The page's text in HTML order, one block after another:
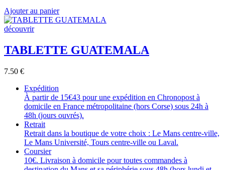
Ajouter au panier
découvrir
TABLETTE GUATEMALA
7.50 €
Expédition
À partir de 15€43 pour une expédition en Chronopost à
domicile en France métropolitaine (hors Corse) sous 24h à
48h (jours ouvrés).
Retrait
Retrait dans la boutique de votre choix : Le Mans centre-ville,
Le Mans Université, Tours centre-ville ou Laval.
Coursier
10€. Livraison à domicile pour toutes commandes à